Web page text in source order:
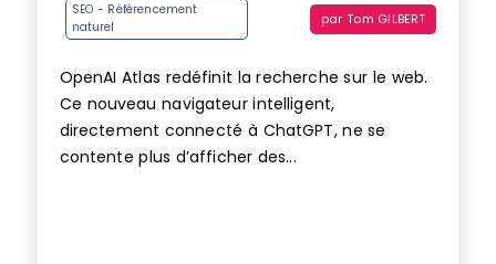
SEO - Référencement
naturel
parTom GILBERT
OpenAI Atlas redéfinit la recherche sur le web.
Ce nouveau navigateur intelligent,
directement connecté à ChatGPT, ne se
contente plus d’afficher des...